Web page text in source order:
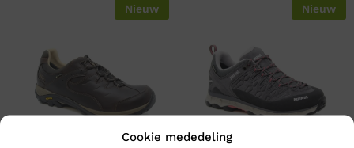
Cookie mededeling
Nieuw Nieuw